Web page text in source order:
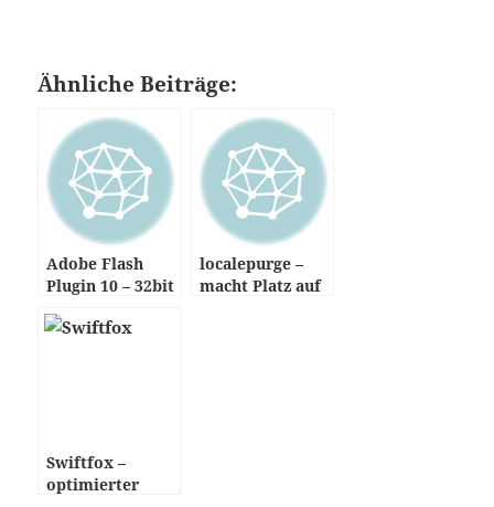
Ähnliche Beiträge:
Adobe Flash
Plugin 10 – 32bit
localepurge –
macht Platz auf
Swiftfox –
optimierter